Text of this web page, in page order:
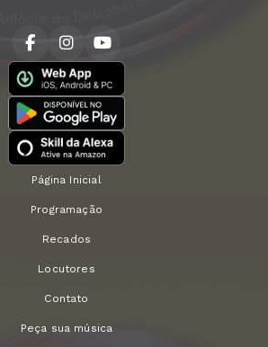
Página Inicial
Programação
Recados
Locutores
Contato
Peça sua música